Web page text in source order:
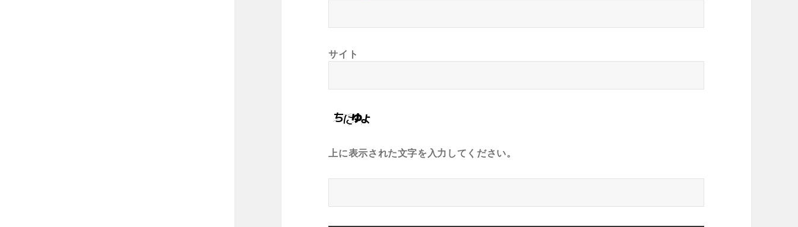
サイト
上に表示された文字を入力してください。